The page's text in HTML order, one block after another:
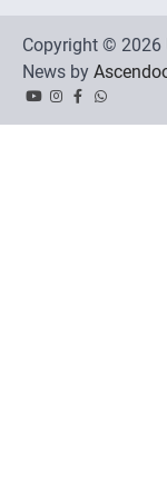
Copyright © 2026
News by
YouTubeInstagram
Facebook
Whatsapp